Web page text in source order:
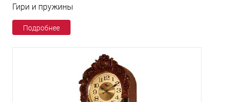
Гири и пружины
Подробнее